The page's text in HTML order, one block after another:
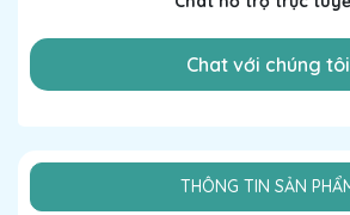
Chat với chúng tôi
THÔNG TIN SẢN